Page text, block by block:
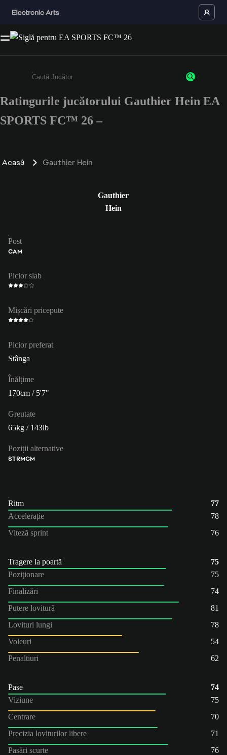
Enter a minimum of 3 characters or numbers
Ratingurile jucătorului Gauthier Hein EA
SPORTS FC™ 26 –
Acasă Gauthier Hein
Gauthier
Hein
Post
CAM
Picior slab
Mișcări pricepute
Picior preferat
Stânga
Înălțime
170cm / 5'7"
Greutate
65kg / 143lb
Poziții alternative
STRMCM
Ritm
77
Accelerație
78
Viteză sprint
76
Tragere la poartă
75
Poziţionare
75
Finalizări
74
Putere lovitură
81
Lovituri lungi
78
Voleuri
54
Penaltiuri
62
Pase
74
Viziune
75
Centrare
70
Precizia loviturilor libere
71
Pasări scurte
76